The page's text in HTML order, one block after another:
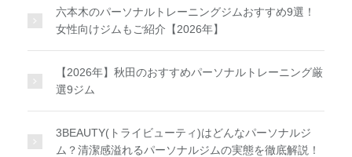
六本木のパーソナルトレーニングジムおすすめ9選！
女性向けジムもご紹介【2026年】
【2026年】秋田のおすすめパーソナルトレーニング厳
選9ジム
3BEAUTY(トライビューティ)はどんなパーソナルジ
ム？清潔感溢れるパーソナルジムの実態を徹底解説！